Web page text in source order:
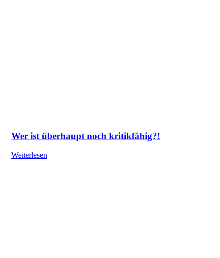
Wer ist überhaupt noch kritikfähig?!
Weiterlesen